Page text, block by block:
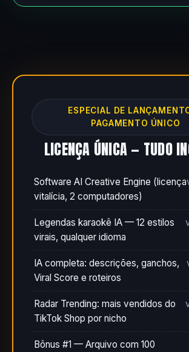
ESPECIAL DE
PAGAMENTO ÚNICO
LICENÇA ÚNICA — TUDO
Software AI Creative Engine (licença
vitalícia, 2 computadores)
Legendas karaokê IA — 12 estilos
virais, qualquer idioma
IA completa: descrições, ganchos,
Viral Score e roteiros
Radar Trending: mais vendidos do
TikTok Shop por nicho
Bônus #1 — Arquivo com 100